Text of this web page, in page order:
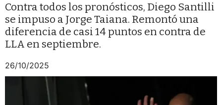
Contra todos los pronósticos, Diego Santilli
se impuso a Jorge Taiana. Remontó una
diferencia de casi 14 puntos en contra de
LLA en septiembre.
26/10/2025